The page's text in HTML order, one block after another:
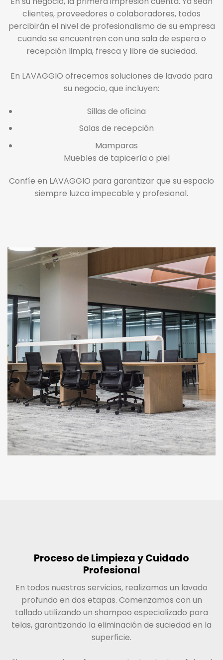
clientes, proveedores o colaboradores, todos
percibirán el nivel de profesionalismo de su empresa
cuando se encuentren con una sala de espera o
recepción limpia, fresca y libre de suciedad.
En LAVAGGIO ofrecemos soluciones de lavado para
su negocio, que incluyen:
Sillas de oficina
Salas de recepción
Mamparas
Muebles de tapicería o piel
Confíe en LAVAGGIO para garantizar que su espacio
siempre luzca impecable y profesional.
Proceso de Limpieza y Cuidado
Profesional
En todos nuestros servicios, realizamos un lavado
profundo en dos etapas. Comenzamos con un
tallado utilizando un shampoo especializado para
telas, garantizando la eliminación de suciedad en la
superficie.